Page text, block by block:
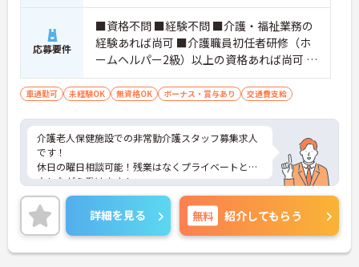
応募要件
■資格不問 ■経験不問 ■介護・福祉業務の
経験あれば尚可 ■介護職員初任者研修（ホ
ームヘルパー2級）以上の資格あれば尚可 ■
普通自動車運転免許（AT限定可） ■必要な
PCスキル：入力程度
車通勤可 未経験OK 無資格OK ボーナス・賞与あり 交通費支給
介護老人保健施設での非常勤介護スタッフ募集求人
です！
休日の曜日相談可能！残業はなくプライベートと両
立しながら働けます！
ご興味ある方には、面接のポイントなど、さらに詳
細をお話致しますのでお気軽にご相談ください。
詳細を見る 無料 紹介してもらう